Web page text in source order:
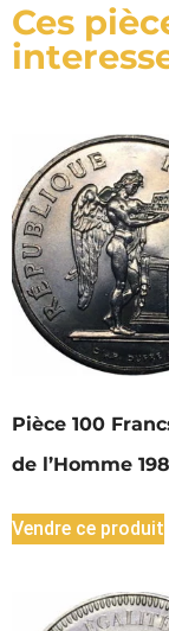
Ces
Pièce 100
de l’Homme
Vendre ce produit